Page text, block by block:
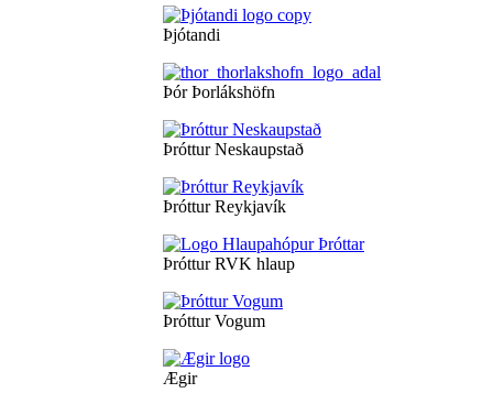
Þjótandi
Þór Þorlákshöfn
Þróttur Neskaupstað
Þróttur Reykjavík
Þróttur RVK hlaup
Þróttur Vogum
Ægir